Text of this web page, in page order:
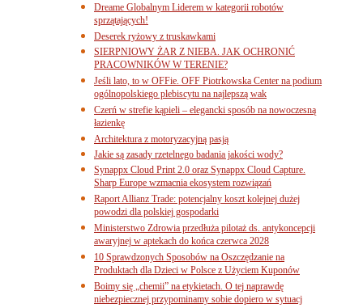
Dreame Globalnym Liderem w kategorii robotów
sprzątających!
Deserek ryżowy z truskawkami
SIERPNIOWY ŻAR Z NIEBA. JAK OCHRONIĆ
PRACOWNIKÓW W TERENIE?
Jeśli lato, to w OFFie. OFF Piotrkowska Center na podium
ogólnopolskiego plebiscytu na najlepszą wak
Czerń w strefie kąpieli – elegancki sposób na nowoczesną
łazienkę
Architektura z motoryzacyjną pasją
Jakie są zasady rzetelnego badania jakości wody?
Synappx Cloud Print 2.0 oraz Synappx Cloud Capture.
Sharp Europe wzmacnia ekosystem rozwiązań
Raport Allianz Trade: potencjalny koszt kolejnej dużej
powodzi dla polskiej gospodarki
Ministerstwo Zdrowia przedłuża pilotaż ds. antykoncepcji
awaryjnej w aptekach do końca czerwca 2028
10 Sprawdzonych Sposobów na Oszczędzanie na
Produktach dla Dzieci w Polsce z Użyciem Kuponów
Boimy się „chemii” na etykietach. O tej naprawdę
niebezpiecznej przypominamy sobie dopiero w sytuacj